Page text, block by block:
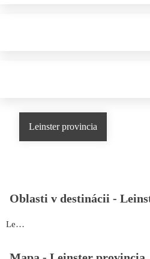
Leinster provincia
Oblasti v destinácii -
Leinster provincia